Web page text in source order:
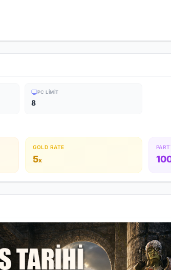
PC LIMIT
8
GOLD RATE
5x